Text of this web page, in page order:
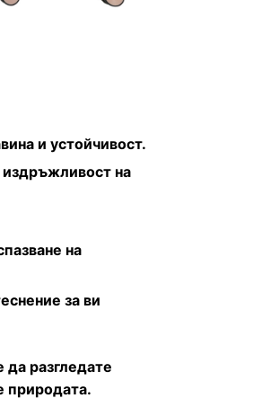
и устойчивост.
издръжливост на
на
за ви
разгледате
природата.